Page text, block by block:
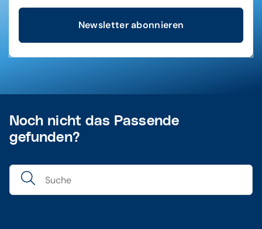
Newsletter abonnieren
Noch nicht das Passende
gefunden?